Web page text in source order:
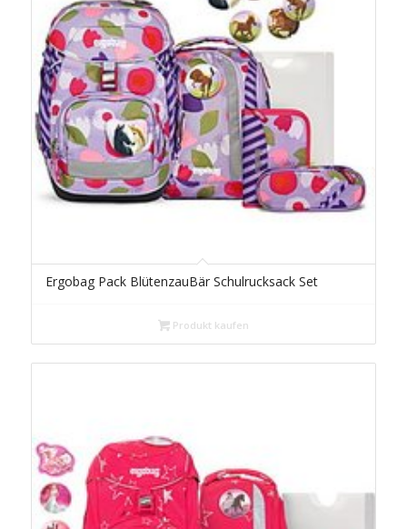
Ergobag Pack BlütenzauBär Schulrucksack Set
Produkt kaufen